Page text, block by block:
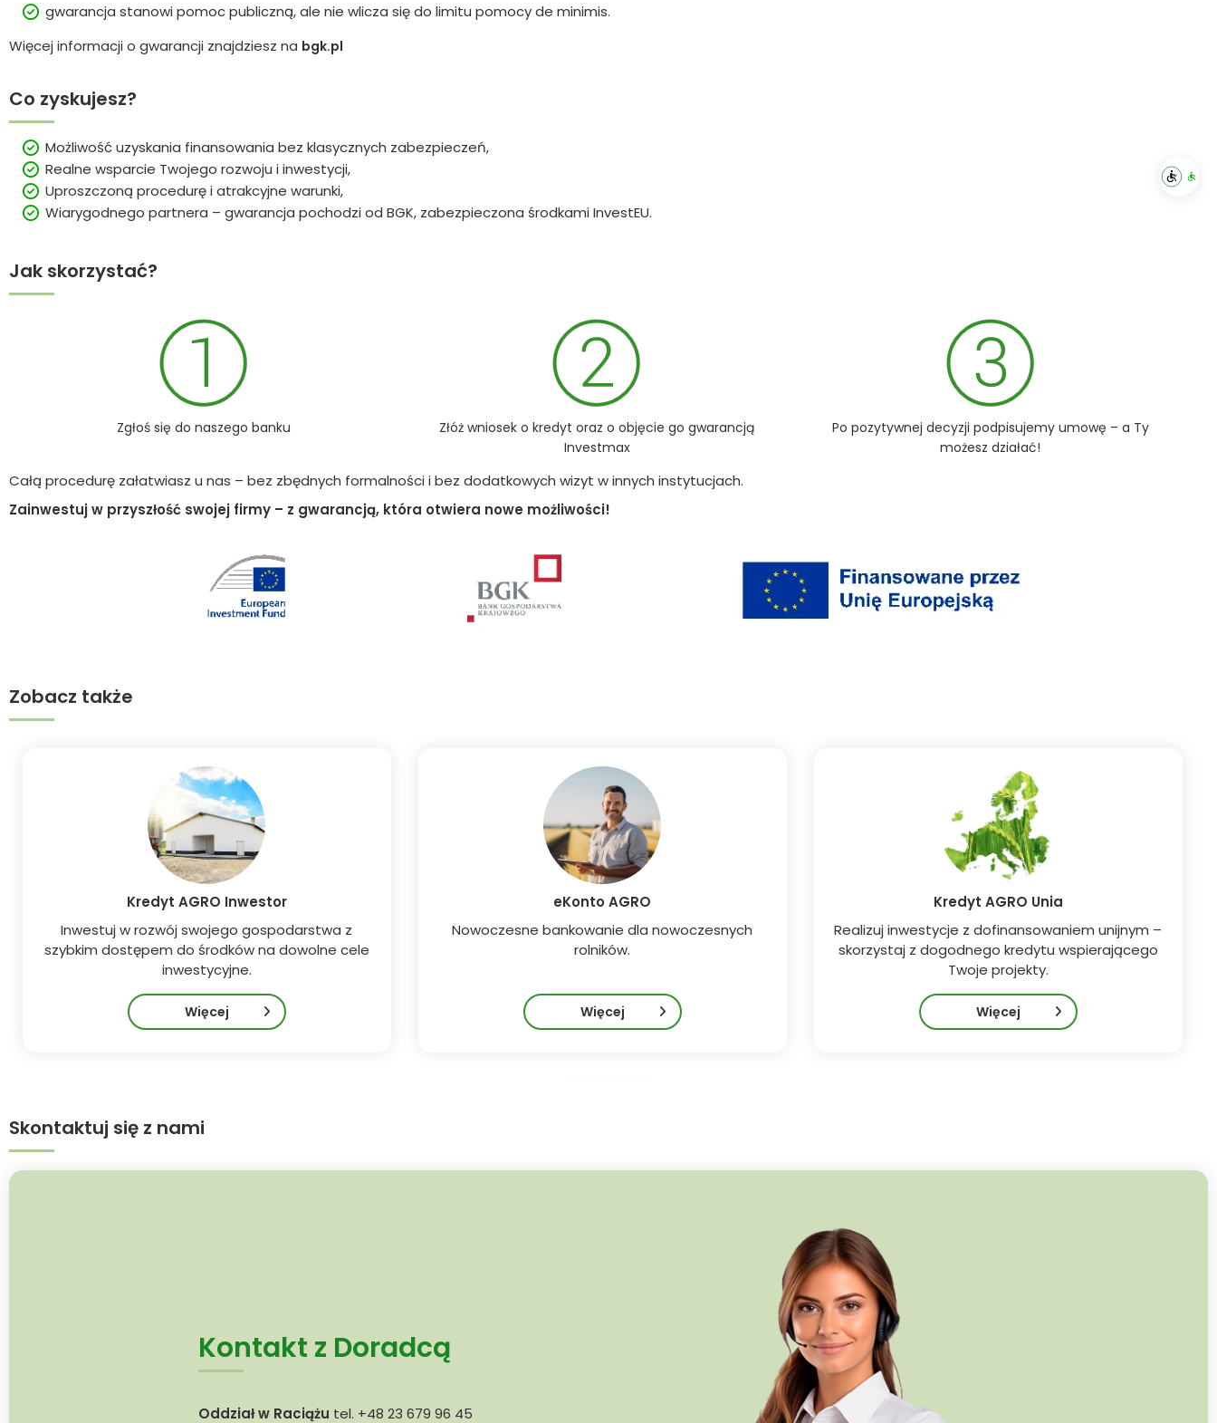
gwarancja stanowi pomoc publiczną, ale nie wlicza się do limitu pomocy de minimis.
Więcej informacji o gwarancji znajdziesz na bgk.pl
Co zyskujesz?
Możliwość uzyskania finansowania bez klasycznych zabezpieczeń,
Realne wsparcie Twojego rozwoju i inwestycji,
Uproszczoną procedurę i atrakcyjne warunki,
Wiarygodnego partnera – gwarancja pochodzi od BGK, zabezpieczona środkami InvestEU.
Jak skorzystać?
Zgłoś się do naszego banku
Złóż wniosek o kredyt oraz o objęcie go gwarancją
Investmax
Po pozytywnej decyzji podpisujemy umowę – a Ty
możesz działać!
Całą procedurę załatwiasz u nas – bez zbędnych formalności i bez dodatkowych wizyt w innych instytucjach.
Zainwestuj w przyszłość swojej firmy – z gwarancją, która otwiera nowe możliwości!
Zobacz także
Kredyt AGRO Inwestor
Inwestuj w rozwój swojego gospodarstwa z
szybkim dostępem do środków na dowolne cele
inwestycyjne.
Więcej
eKonto AGRO
Nowoczesne bankowanie dla nowoczesnych
rolników.
Więcej
Kredyt AGRO Unia
Realizuj inwestycje z dofinansowaniem unijnym –
skorzystaj z dogodnego kredytu wspierającego
Twoje projekty.
Więcej
Skontaktuj się z nami
Kontakt z Doradcą
Oddział w Raciążu tel. +48 23 679 96 45